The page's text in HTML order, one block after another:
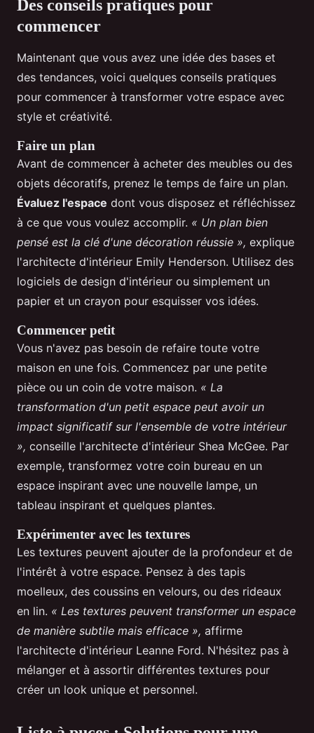
Des conseils pratiques pour
commencer
Maintenant que vous avez une idée des bases et
des tendances, voici quelques conseils pratiques
pour commencer à transformer votre espace avec
style et créativité.
Faire un plan
Avant de commencer à acheter des meubles ou des
objets décoratifs, prenez le temps de faire un plan.
Évaluez l'espace dont vous disposez et réfléchissez
à ce que vous voulez accomplir. « Un plan bien
pensé est la clé d'une décoration réussie », explique
l'architecte d'intérieur Emily Henderson. Utilisez des
logiciels de design d'intérieur ou simplement un
papier et un crayon pour esquisser vos idées.
Commencer petit
Vous n'avez pas besoin de refaire toute votre
maison en une fois. Commencez par une petite
pièce ou un coin de votre maison. « La
transformation d'un petit espace peut avoir un
impact significatif sur l'ensemble de votre intérieur
», conseille l'architecte d'intérieur Shea McGee. Par
exemple, transformez votre coin bureau en un
espace inspirant avec une nouvelle lampe, un
tableau inspirant et quelques plantes.
Expérimenter avec les textures
Les textures peuvent ajouter de la profondeur et de
l'intérêt à votre espace. Pensez à des tapis
moelleux, des coussins en velours, ou des rideaux
en lin. « Les textures peuvent transformer un espace
de manière subtile mais efficace », affirme
l'architecte d'intérieur Leanne Ford. N'hésitez pas à
mélanger et à assortir différentes textures pour
créer un look unique et personnel.